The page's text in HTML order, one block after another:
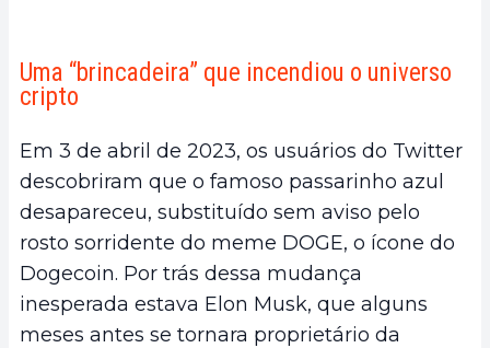
Uma “brincadeira” que incendiou o universo
cripto
Em 3 de abril de 2023, os usuários do Twitter
descobriram que o famoso passarinho azul
desapareceu, substituído sem aviso pelo
rosto sorridente do meme DOGE, o ícone do
Dogecoin. Por trás dessa mudança
inesperada estava Elon Musk, que alguns
meses antes se tornara proprietário da